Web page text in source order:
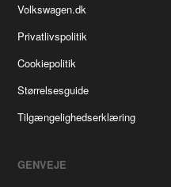
Volkswagen.dk
Privatlivspolitik
Cookiepolitik
Størrelsesguide
Tilgængelighedserklæring
GENVEJE